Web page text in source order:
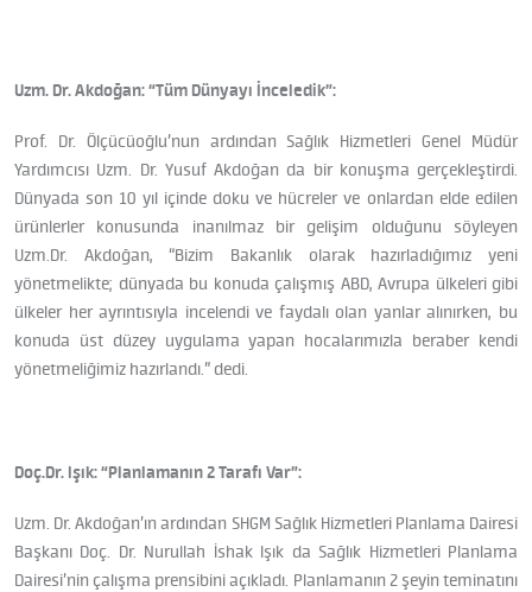
Uzm. Dr. Akdoğan: “Tüm Dünyayı İnceledik”:
Prof. Dr. Ölçücüoğlu’nun ardından Sağlık Hizmetleri Genel Müdür
Yardımcısı Uzm. Dr. Yusuf Akdoğan da bir konuşma gerçekleştirdi.
Dünyada son 10 yıl içinde doku ve hücreler ve onlardan elde edilen
ürünlerler konusunda inanılmaz bir gelişim olduğunu söyleyen
Uzm.Dr. Akdoğan, “Bizim Bakanlık olarak hazırladığımız yeni
yönetmelikte; dünyada bu konuda çalışmış ABD, Avrupa ülkeleri gibi
ülkeler her ayrıntısıyla incelendi ve faydalı olan yanlar alınırken, bu
konuda üst düzey uygulama yapan hocalarımızla beraber kendi
yönetmeliğimiz hazırlandı.” dedi.
Doç.Dr. Işık: “Planlamanın 2 Tarafı Var”:
Uzm. Dr. Akdoğan’ın ardından SHGM Sağlık Hizmetleri Planlama Dairesi
Başkanı Doç. Dr. Nurullah İshak Işık da Sağlık Hizmetleri Planlama
Dairesi’nin çalışma prensibini açıkladı. Planlamanın 2 şeyin teminatını